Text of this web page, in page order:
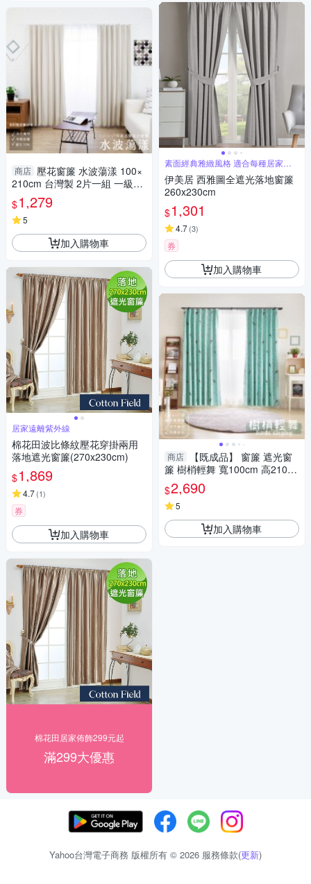
商店 壓花窗簾 水波蕩漾 100×
210cm 台灣製 2片一組 一級遮
光 可水洗 熱銷經典款 兩倍抓皺
$1,279
5
加入購物車
居家遠離紫外線
棉花田波比條紋壓花穿掛兩用
落地遮光窗簾(270x230cm)
$1,869
4.7(1)
券
加入購物車
棉花田居家佈飾299元起
滿299大優惠
素面經典雅緻風格 適合每種居家風
格
伊美居 西雅圖全遮光落地窗簾
260x230cm
$1,301
4.7(3)
券
加入購物車
商店
【既成品】 窗簾 遮光窗
簾 樹梢輕舞 寬100cm 高210c
m 2片1組 台灣製 可水洗 ※免運
商品※
$2,690
5
加入購物車
Yahoo台灣電子商務 版權所有 © 2026 服務條款(更新)